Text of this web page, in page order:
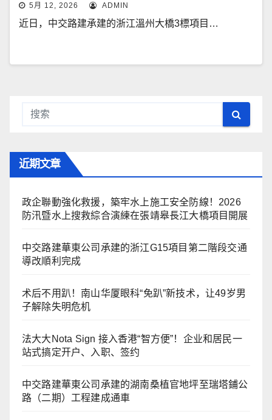
5月 12, 2026 ADMIN
近日，中交路建承建的浙江溫州大橋3標項目…
近期文章
政企聯動強化救援，築牢水上施工安全防線！2026
防汛暨水上搜救綜合演練在張靖皋長江大橋項目開展
中交路建華東公司承建的浙江G15項目第二階段交通
導改順利完成
术后不用趴！南山华厦眼科“免趴”新技术，让49岁男
子解除失明危机
法大大Nota Sign 接入香港“智方便”！企业和居民一
站式搞定开户、入职、签约
中交路建華東公司承建的湖南桑植官地坪至瑞塔鋪公
路（二期）工程建成通車